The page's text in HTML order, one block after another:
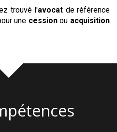
trouvé l'avocat de référence
une cessionou acquisition